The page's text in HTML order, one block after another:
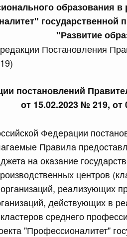
образования в
государственной
"Развитие
Постановления
постановлений
от 15.02.2023 № 219,
Федерации
Правила
на оказание
центров
реализующих
действующих в
среднего
"Профессионалитет"
Федерации от
изменений в Соглашение о
(изделий медицинского назначения и
союза от 23 декабря 2014 года
Федерации от
Правительством Российской
трудовой деятельности граждан
Федерации от
Российской Федерации от
Федерации от